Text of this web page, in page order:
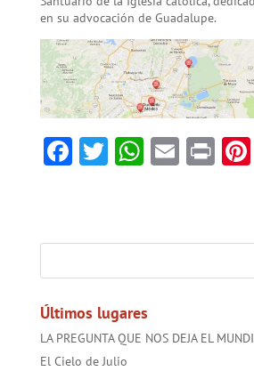
en su advocación de Guadalupe.
F
b
T
er
W
sA
E
l
Pr
Últimos lugares
LA PREGUNTA QUE NOS DEJA EL
El Cielo de Julio